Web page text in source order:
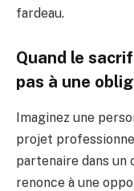
fardeau.
Quand le
pas à une
Imaginez une
projet
partenaire dans un
renonce à une